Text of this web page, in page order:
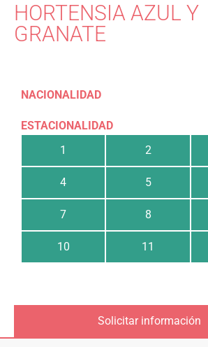
HORTENSIA AZUL Y
GRANATE
NACIONALIDAD
ESTACIONALIDAD
1
2
4 5
7 8
10 11
Solicitar información